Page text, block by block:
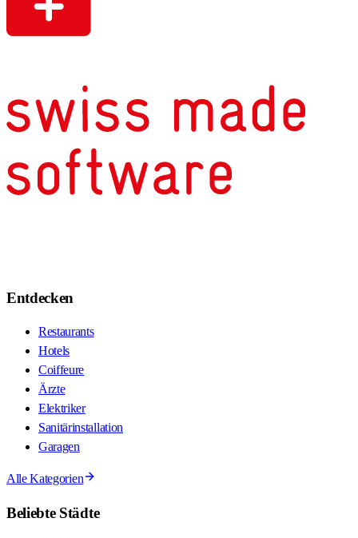
Entdecken
Restaurants
Hotels
Coiffeure
Ärzte
Elektriker
Sanitärinstallation
Garagen
Alle Kategorien
Beliebte Städte